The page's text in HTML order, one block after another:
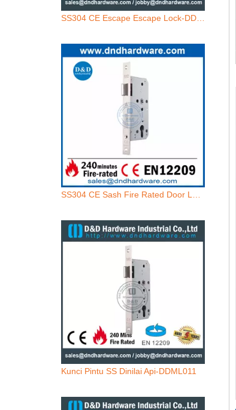
Kunci Pintu SS Dinilai Api-DDML011